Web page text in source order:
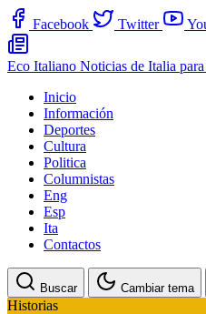
Facebook Twitter
Eco Italiano Noticias de Italia
Inicio
Información
Deportes
Cultura
Politica
Columnistas
Eng
Esp
Ita
Contactos
Buscar Cambiar tema
Historias